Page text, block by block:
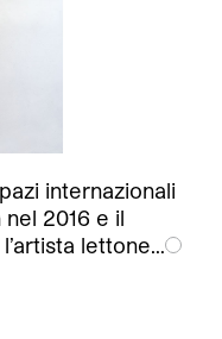
internazionali
2016 e il
lettone…